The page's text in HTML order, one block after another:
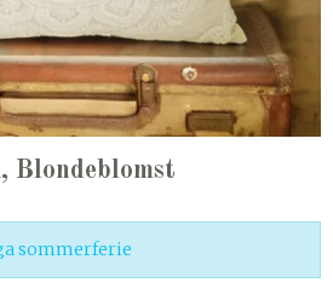
Blondeblomst
sommerferie